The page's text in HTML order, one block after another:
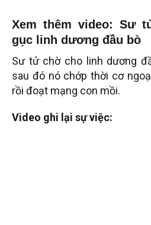
Xem thêm video: Sư
gục linh dương đầu bò
Sư tử chờ cho linh dương
sau đó nó chớp thời cơ
rồi đoạt mạng con mồi.
Video ghi lại sự việc: